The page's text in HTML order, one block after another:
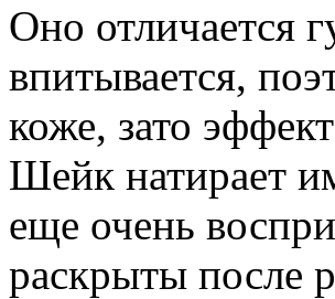
Оно отличается
впитывается,
коже, зато
Шейк натирает
еще очень
раскрыты после